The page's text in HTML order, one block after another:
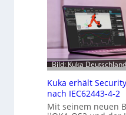
Bild: Kuka
Kuka erhält
nach IEC62443-4-2
Mit seinem neuen